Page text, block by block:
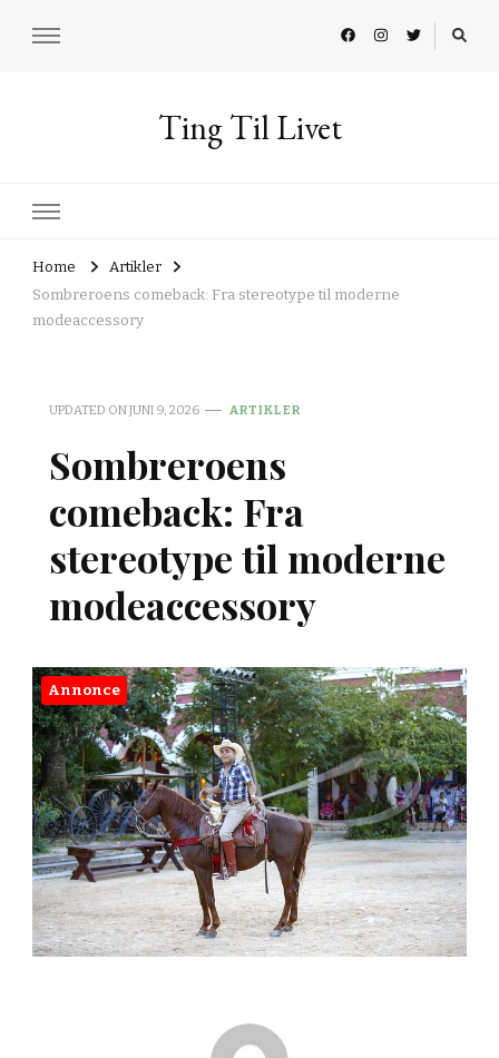
Ting Til Livet
Home
Artikler
Sombreroens comeback: Fra stereotype til moderne
modeaccessory
UPDATED ONJUNI 9, 2026 ARTIKLER
Sombreroens
comeback: Fra
stereotype til moderne
modeaccessory
Annonce